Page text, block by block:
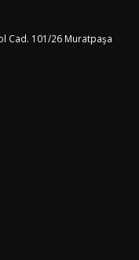
Cad. 101/26 Muratpaşa